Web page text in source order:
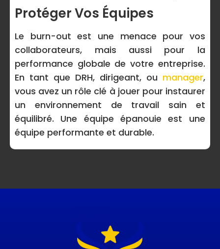
Protéger Vos Équipes
Le burn-out est une menace pour vos
collaborateurs, mais aussi pour la
performance globale de votre entreprise.
En tant que DRH, dirigeant, ou manager,
vous avez un rôle clé à jouer pour instaurer
un environnement de travail sain et
équilibré. Une équipe épanouie est une
équipe performante et durable.